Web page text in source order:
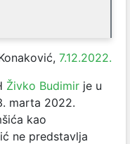
7.12.2022.
Živko Budimir je u
marta 2022.
kao
ne predstavlja